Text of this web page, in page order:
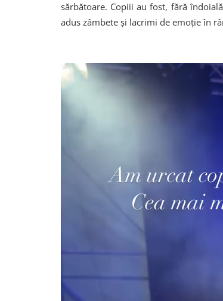
sărbătoare. Copiii au fost, fără
adus zâmbete și lacrimi de emoție în